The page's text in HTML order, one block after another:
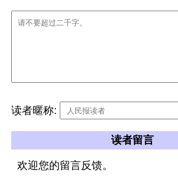
读者暱称:
读者留言
欢迎您的留言反馈。